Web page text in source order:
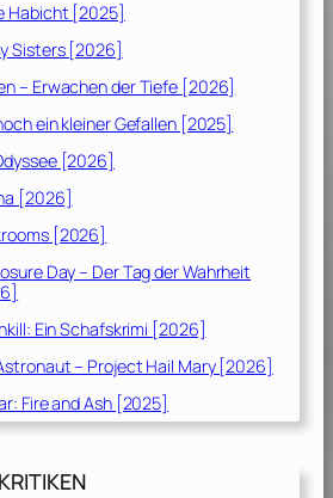
Habicht [2025]
Sisters [2026]
– Erwachen der Tiefe [2026]
ein kleiner Gefallen [2025]
[2026]
[2026]
[2026]
Day – Der Tag der Wahrheit
Ein Schafskrimi [2026]
– Project Hail Mary [2026]
Fire and Ash [2025]